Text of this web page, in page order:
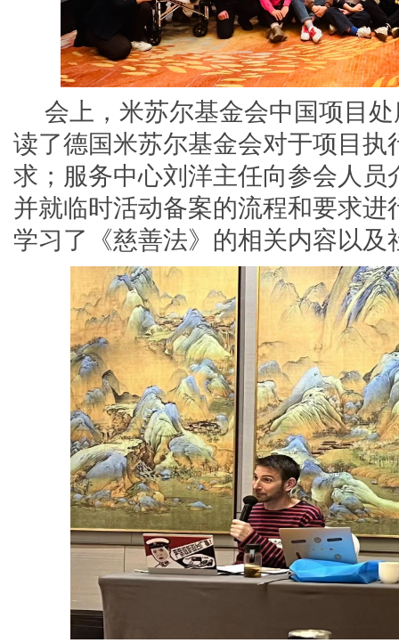
会上，米苏尔基金会中国项目处
读了德国米苏尔基金会对于项目
求；服务中心刘洋主任向参会人
并就临时活动备案的流程和要求
学习了《慈善法》的相关内容以